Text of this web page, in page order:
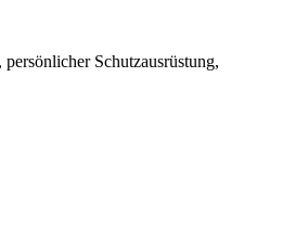
Schutzausrüstung,